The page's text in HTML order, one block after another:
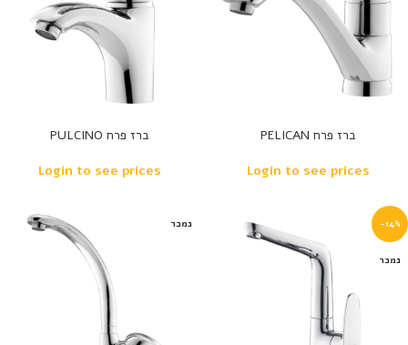
ברז פרח PELICAN
Login to see prices
ברז פרח PULCINO
Login to see prices
-14%
נמכר
נמכר